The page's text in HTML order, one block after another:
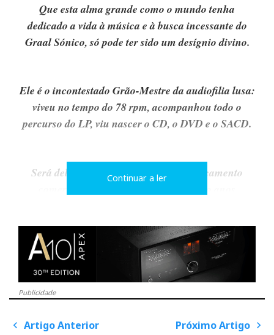
Que esta alma grande como o mundo tenha
dedicado a vida à música e à busca incessante do
Graal Sónico, só pode ter sido um desígnio divino.
Ele é o incontestado Grão-Mestre da audiofilia lusa:
viveu no tempo do 78 rpm, acompanhou todo o
percurso do LP, viu nascer o CD, o DVD e o SACD.
Será dele a melhor crónica sobre o lançamento
José Victor Henriques, um seu admirador
Nunca achei que o texto fosse assim tão especial, a
não ser pelo jogo de pontuação na abertura, mas
Holbein gostou tanto que me sugeriu que escrevesse
Continuar a ler
Publicidade
P
Artigo Anterior Próximo Artigo